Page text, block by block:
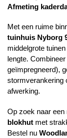
Afmeting
Met een ruime
tuinhuis Nyborg
middelgrote
lengte.
geïmpregneerd),
stormverankering
afwerking.
Op zoek naar een
blokhut met
Bestel nu